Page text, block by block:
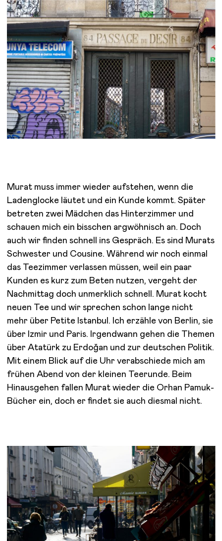
Murat muss immer wieder aufstehen, wenn die
Ladenglocke läutet und ein Kunde kommt. Später
betreten zwei Mädchen das Hinterzimmer und
schauen mich ein bisschen argwöhnisch an. Doch
auch wir finden schnell ins Gespräch. Es sind Murats
Schwester und Cousine. Während wir noch einmal
das Teezimmer verlassen müssen, weil ein paar
Kunden es kurz zum Beten nutzen, vergeht der
Nachmittag doch unmerklich schnell. Murat kocht
neuen Tee und wir sprechen schon lange nicht
mehr über Petite Istanbul. Ich erzähle von Berlin, sie
über Izmir und Paris. Irgendwann gehen die Themen
über Atatürk zu Erdoğan und zur deutschen Politik.
Mit einem Blick auf die Uhr verabschiede mich am
frühen Abend von der kleinen Teerunde. Beim
Hinausgehen fallen Murat wieder die Orhan Pamuk-
Bücher ein, doch er findet sie auch diesmal nicht.